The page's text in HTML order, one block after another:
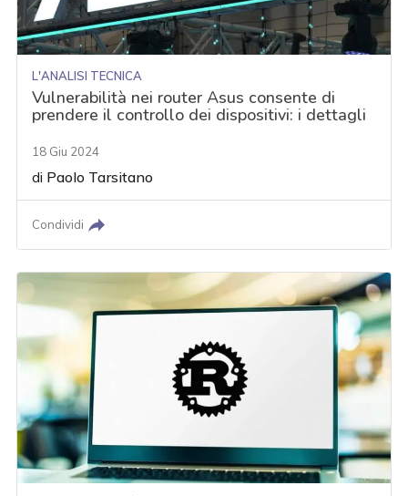
L'ANALISI TECNICA
Vulnerabilità nei router Asus consente di
prendere il controllo dei dispositivi: i dettagli
18 Giu 2024
di Paolo Tarsitano
Condividi